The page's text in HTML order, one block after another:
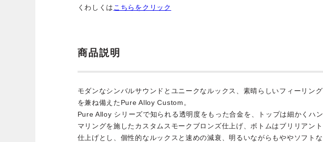
くわしくは こちらをクリック
商品説明
モダンなシンバルサウンドとユニークなルックス、素晴らしいフィーリング
を兼ね備えたPure Alloy Custom。
Pure Alloy シリーズで知られる透明度をもった合金を、トップは細かくハン
マリングを施したカスタムスモークブロンズ仕上げ、ボトムはブリリアント
仕上げとし、個性的なルックスと速めの減衰、明るいながらもややソフトな